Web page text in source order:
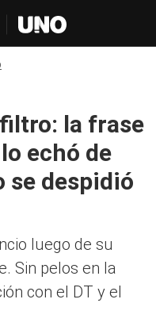
la frase
echó de
se despidió
luego de su
Sin pelos en la
con el DT y el